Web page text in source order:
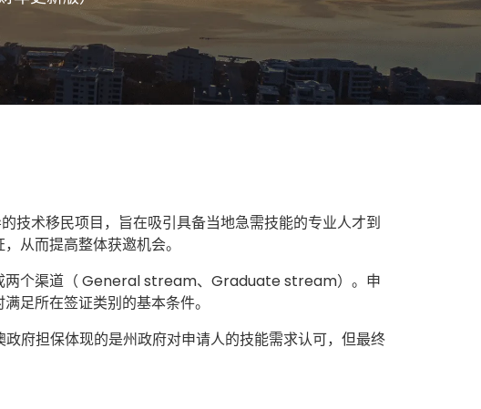
术移民项目，旨在吸引具备当地急需技能的专业人才到
从而提高整体获邀机会。
两个渠道（ General stream、Graduate stream）。申
足所在签证类别的基本条件。
政府担保体现的是州政府对申请人的技能需求认可，但最终